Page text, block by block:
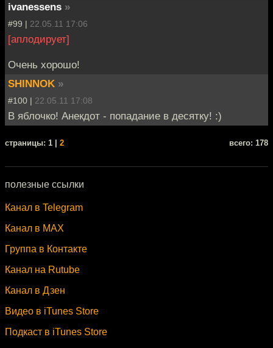
ivanessens »
#99 | 22.05.11 17:06
[аплодирует]
Очень хорошо!
SHINNOK »
#100 | 22.05.11 17:08
В яблочко! Анекдот - попадание в десятку! :)
cтраницы: 1 | 2 всего: 178
полезные ссылки
Канал в Telegram
Канал в MAX
Группа в Контакте
Канал на Rutube
Канал в Дзен
Видео в iTunes Store
Подкаст в iTunes Store